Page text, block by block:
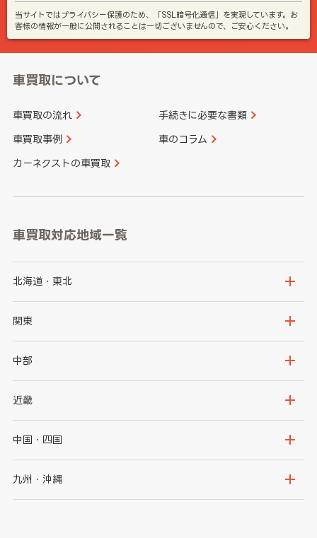
当サイトではプライバシー保護のため、「SSL暗号化通信」を実現しています。お
客様の情報が一般に公開されることは一切ございませんので、ご安心ください。
車買取について
車買取の流れ 手続きに必要な書類
車買取事例 車のコラム
カーネクストの車買取
車買取対応地域一覧
北海道・東北
北海道
岩手県
秋田県
関東
茨城県
群馬県
千葉県
中部
新潟県
石川県
山梨県
近畿
大阪府
京都府
中国・四国
鳥取県
九州・沖縄